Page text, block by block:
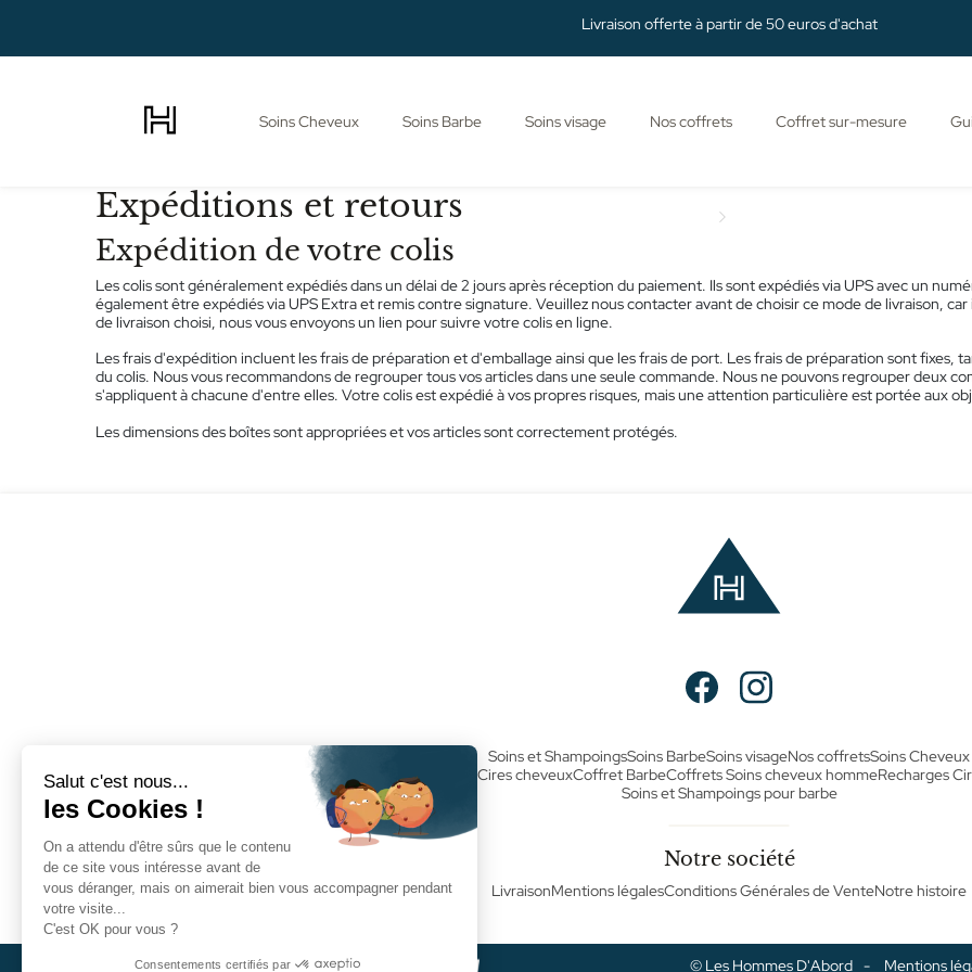
Livraison offerte à partir de 50 euros d'achat
Soins Cheveux Soins Barbe Soins visage Nos coffrets Coffret sur-mesure
Expéditions et retours
Expédition de votre colis
Les colis sont généralement expédiés dans un délai de 2 jours après réception du paiement. Ils sont expédiés via UPS avec un
également être expédiés via UPS Extra et remis contre signature. Veuillez nous contacter avant de choisir ce mode de livraison,
de livraison choisi, nous vous envoyons un lien pour suivre votre colis en ligne.
Les frais d'expédition incluent les frais de préparation et d'emballage ainsi que les frais de port. Les frais de préparation sont fixes,
du colis. Nous vous recommandons de regrouper tous vos articles dans une seule commande. Nous ne pouvons regrouper deux
s'appliquent à chacune d'entre elles. Votre colis est expédié à vos propres risques, mais une attention particulière est portée aux
Les dimensions des boîtes sont appropriées et vos articles sont correctement protégés.
Soins et ShampoingsSoins BarbeSoins visageNos coffretsSoins Cheveux
Cires cheveuxCoffret BarbeCoffrets Soins cheveux hommeRecharges
Soins et Shampoings pour barbe
Notre société
LivraisonMentions légalesConditions Générales de VenteNotre histoire
Paiement sécurisés © Les Hommes D'Abord Mentions